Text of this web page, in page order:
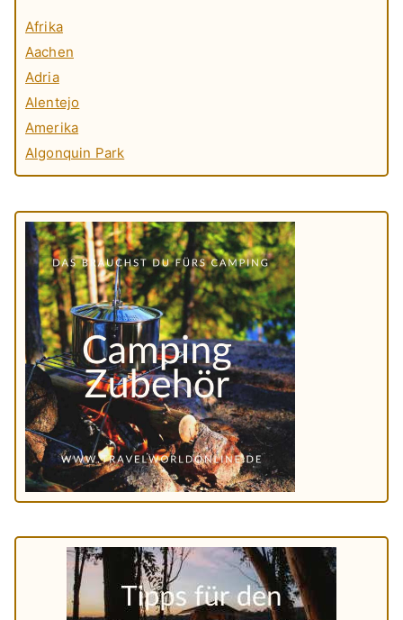
Afrika
Aachen
Adria
Alentejo
Amerika
Algonquin Park